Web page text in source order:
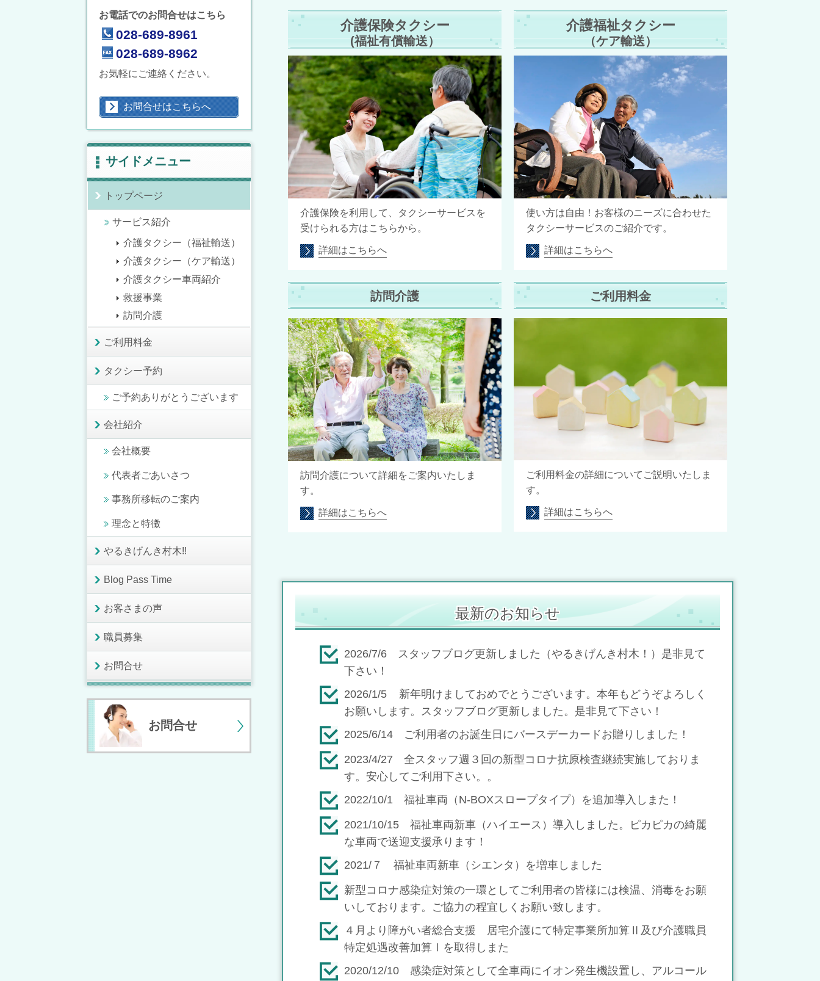
介護保険タクシー
(福祉有償輸送）
介護保険を利用して、タクシーサービスを
受けられる方はこちらから。
詳細はこちらへ
介護福祉タクシー
（ケア輸送）
使い方は自由！お客様のニーズに合わせた
タクシーサービスのご紹介です。
詳細はこちらへ
訪問介護
訪問介護について詳細をご案内いたしま
す。
詳細はこちらへ
ご利用料金
ご利用料金の詳細についてご説明いたしま
す。
詳細はこちらへ
最新のお知らせ
2026/7/6 スタッフブログ更新しました（やるきげんき村木！）是非見て
下さい！
2026/1/5 新年明けましておめでとうございます。本年もどうぞよろしく
お願いします。スタッフブログ更新しました。是非見て下さい！
2025/6/14 ご利用者のお誕生日にバースデーカードお贈りしました！
2023/4/27 全スタッフ週３回の新型コロナ抗原検査継続実施しておりま
す。安心してご利用下さい。。
2022/10/1 福祉車両（N-BOXスロープタイプ）を追加導入しまた！
2021/10/15 福祉車両新車（ハイエース）導入しました。ピカピカの綺麗
な車両で送迎支援承ります！
2021/７ 福祉車両新車（シエンタ）を増車しました
新型コロナ感染症対策の一環としてご利用者の皆様には検温、消毒をお願
いしております。ご協力の程宜しくお願い致します。
４月より障がい者総合支援 居宅介護にて特定事業所加算Ⅱ及び介護職員
特定処遇改善加算Ⅰを取得しまた
2020/12/10 感染症対策として全車両にイオン発生機設置し、アルコール
お電話でのお問合せはこちら
028-689-8961
028-689-8962
お気軽にご連絡ください。
お問合せはこちらへ
サイドメニュー
トップページ
サービス紹介
介護タクシー（福祉輸送）
介護タクシー（ケア輸送）
介護タクシー車両紹介
救援事業
訪問介護
ご利用料金
タクシー予約
ご予約ありがとうございます
会社紹介
会社概要
代表者ごあいさつ
事務所移転のご案内
理念と特徴
やるきげんき村木!!
Blog Pass Time
お客さまの声
職員募集
お問合せ
お問合せ